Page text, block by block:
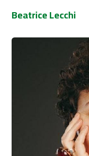
Beatrice Lecchi